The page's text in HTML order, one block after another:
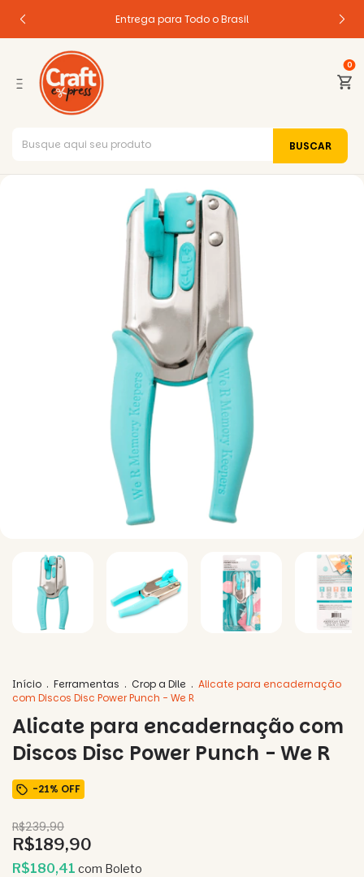
Entrega para Todo o Brasil
0
Início . Ferramentas . Crop a Dile . Alicate para encadernação
com Discos Disc Power Punch - We R
Alicate para encadernação com
Discos Disc Power Punch - We R
-21% OFF
R$239,90
R$189,90
R$180,41 com Boleto